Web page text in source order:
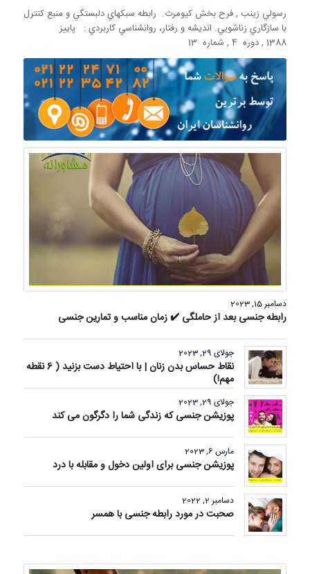
رسولي زينب , فرح بخش كيومرث. رابطه سبکهاي دلبستگي و منبع کنترل
با سازگاري زناشويي. انديشه و رفتار، روانشناسي كاربردي : پاييز
1388 , دوره 4 , شماره 13
دسامبر 15, 2023
رابطه جنسی بعد از حاملگی ✔️ زمان مناسب و تمارین جنسی
جولای 29, 2023
نقاط حساس بدن زنان | با احتیاط دست بزنید ( 6 نقطه
مهم!)
جولای 29, 2023
پوزیشن جنسی که زندگی شما را دگرگون می کند
مارس 6, 2023
پوزیشن جنسی برای اولین دخول و مقابله با درد
دسامبر 2, 2022
صحبت در مورد رابطه جنسی با همسر